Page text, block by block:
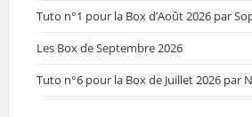
Tuto n°1 pour la Box d’Août 2026 par
Les Box de Septembre 2026
Tuto n°6 pour la Box de Juillet 2026 par